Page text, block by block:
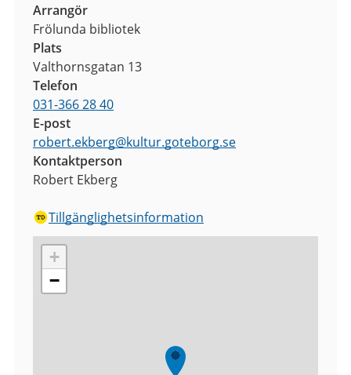
Arrangör
Frölunda bibliotek
Plats
Valthornsgatan 13
Telefon
031-366 28 40
E-post
robert.ekberg@kultur.goteborg.se
Kontaktperson
Robert Ekberg
Tillgänglighetsinformation
+
−